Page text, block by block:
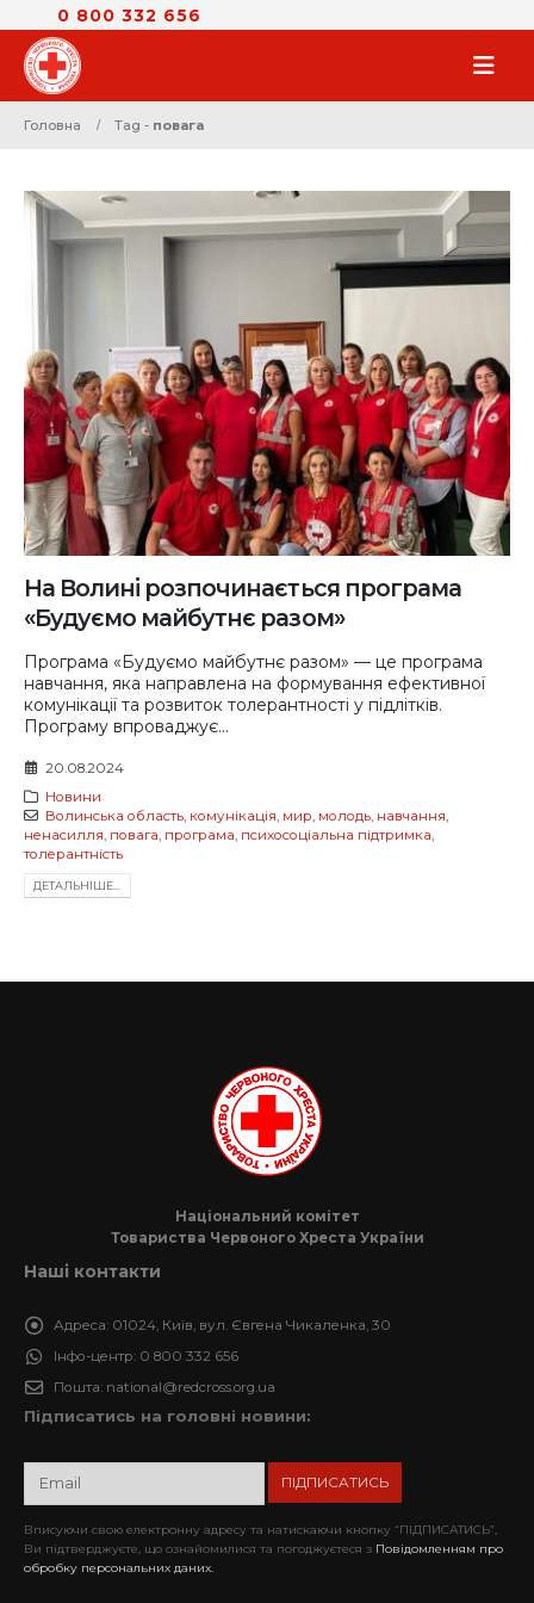
0 800 332 656
Головна Tag - повага
На Волині розпочинається програма
«Будуємо майбутнє разом»
Програма «Будуємо майбутнє разом» — це програма
навчання, яка направлена на формування ефективної
комунікації та розвиток толерантності у підлітків.
Програму впроваджує...
20.08.2024
Новини
Волинська область, комунікація, мир, молодь, навчання,
ненасилля, повага, програма, психосоціальна підтримка,
толерантність
ДЕТАЛЬНIШЕ...
Національний комітет
Товариства Червоного Хреста України
Наші контакти
Адреса: 01024, Київ, вул. Євгена Чикаленка, 30
Інфо-центр: 0 800 332 656
Пошта: national@redcross.org.ua
Підписатись на головні новини:
Вписуючи свою електронну адресу та натискаючи кнопку “ПІДПИСАТИСЬ”,
Ви підтверджуєте, що ознайомилися та погоджуєтеся з Повідомленням про
обробку персональних даних.